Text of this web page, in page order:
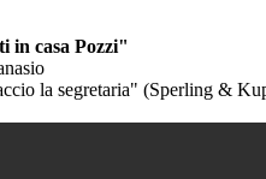
in casa Pozzi"
la segretaria" (Sperling &